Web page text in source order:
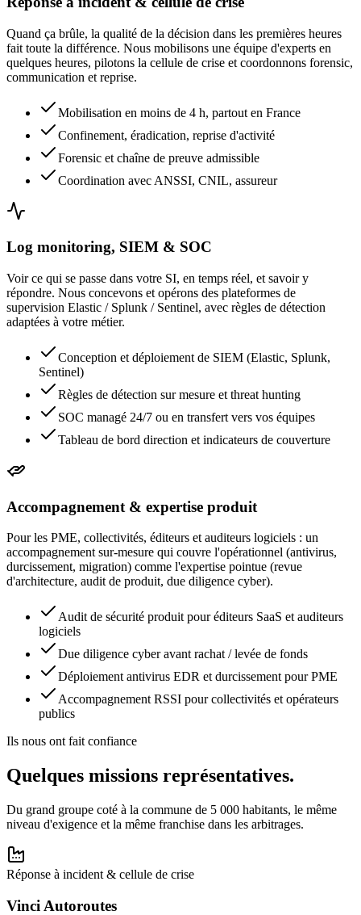
Quand ça brûle, la qualité de la décision dans les premières heures
fait toute la différence. Nous mobilisons une équipe d'experts en
quelques heures, pilotons la cellule de crise et coordonnons forensic,
communication et reprise.
Mobilisation en moins de 4 h, partout en France
Confinement, éradication, reprise d'activité
Forensic et chaîne de preuve admissible
Coordination avec ANSSI, CNIL, assureur
Log monitoring, SIEM & SOC
Voir ce qui se passe dans votre SI, en temps réel, et savoir y
répondre. Nous concevons et opérons des plateformes de
supervision Elastic / Splunk / Sentinel, avec règles de détection
adaptées à votre métier.
Conception et déploiement de SIEM (Elastic, Splunk,
Sentinel)
Règles de détection sur mesure et threat hunting
SOC managé 24/7 ou en transfert vers vos équipes
Tableau de bord direction et indicateurs de couverture
Accompagnement & expertise produit
Pour les PME, collectivités, éditeurs et auditeurs logiciels : un
accompagnement sur-mesure qui couvre l'opérationnel (antivirus,
durcissement, migration) comme l'expertise pointue (revue
d'architecture, audit de produit, due diligence cyber).
Audit de sécurité produit pour éditeurs SaaS et auditeurs
logiciels
Due diligence cyber avant rachat / levée de fonds
Déploiement antivirus EDR et durcissement pour PME
Accompagnement RSSI pour collectivités et opérateurs
publics
Ils nous ont fait confiance
Quelques missions représentatives.
Du grand groupe coté à la commune de 5 000 habitants, le même
niveau d'exigence et la même franchise dans les arbitrages.
Réponse à incident & cellule de crise
Vinci Autoroutes